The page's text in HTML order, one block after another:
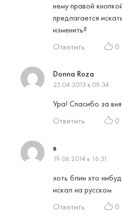
нему правой
предлагается
изменить?
Ответить
0
Donna Roza
25.04.2013 в 09:34
Ура! Спасибо за
Ответить
0
в
19.06.2014 в 16:51
хоть блин хто
искал на русском
Ответить
0